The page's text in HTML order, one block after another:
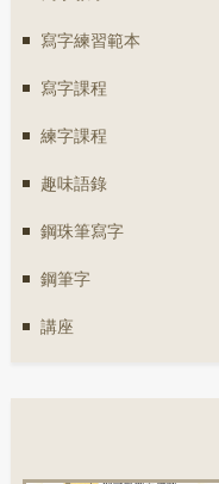
寫字練習範本
寫字課程
練字課程
趣味語錄
鋼珠筆寫字
鋼筆字
講座